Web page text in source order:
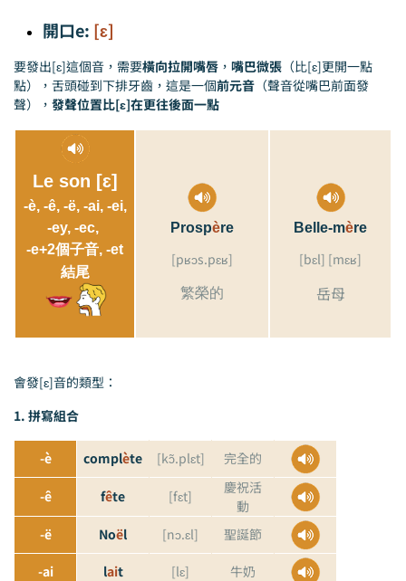
開口e: [ɛ]
要發出[ɛ]這個音，需要橫向拉開嘴唇 ， 嘴巴微張 （比[ɛ]更開一點
點），舌頭碰到下排牙齒，這是一個前元音 （聲音從嘴巴前面發
聲）， 發聲位置比[ɛ]在更往後面一點
Le son [ɛ]
-è, -ê, -ë, -ai, -ei,
-ey, -ec,
-e+2個子音, -et
結尾
Prospère Belle-mère
[pʁɔs.pɛʁ] [bɛl] [mɛʁ]
繁榮的 岳母
會發[ɛ]音的類型：
1. 拼寫組合
-è complète [kɔ̃.plɛt] 完全的
-ê fête [fɛt]
慶祝活
動
-ë
Noël [nɔ.ɛl] 聖誕節
-ai lait [lɛ] 牛奶